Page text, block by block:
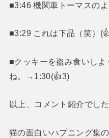
■3:46 機関車トーマスの
■3:29 これは下品（笑）
■クッキーを盗み食いし
ね。→1:30(👍3)
以上、コメント紹介でした
猫の面白いハプニング集